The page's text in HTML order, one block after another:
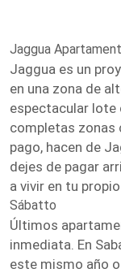
Jaggua
Jaggua es un
en una zona de
espectacular lote
completas zonas
pago, hacen de
dejes de pagar
a vivir en tu
Sábatto
Últimos
inmediata. En
este mismo año